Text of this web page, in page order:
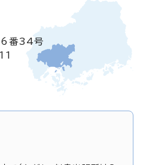
6番34号